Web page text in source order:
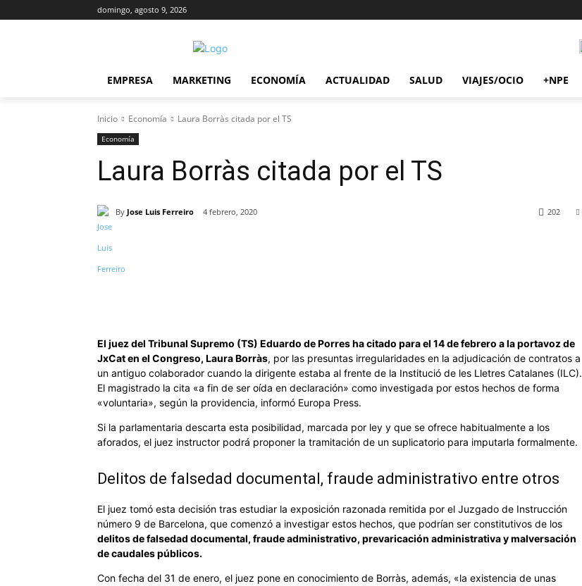
domingo, agosto 9, 2026
EMPRESA MARKETING ECONOMÍA ACTUALIDAD SALUD VIAJES/OCIO +NPE
Inicio Economía Laura Borràs citada por el TS
Economía
Laura Borràs citada por el TS
By Jose Luis Ferreiro 4 febrero, 2020 202
El juez del Tribunal Supremo (TS) Eduardo de Porres ha citado para el 14 de febrero a la portavoz de
JxCat en el Congreso, Laura Borràs, por las presuntas irregularidades en la adjudicación de contratos a
un antiguo colaborador cuando la dirigente estaba al frente de la Institució de les Lletres Catalanes (ILC).
El magistrado la cita «a fin de ser oída en declaración» como investigada por estos hechos de forma
«voluntaria», según la providencia, informó Europa Press.
Si la parlamentaria descarta esta posibilidad, marcada por ley y que se ofrece habitualmente a los
aforados, el juez instructor podrá proponer la tramitación de un suplicatorio para imputarla formalmente.
Delitos de falsedad documental, fraude administrativo entre otros
El juez tomó esta decisión tras estudiar la exposición razonada remitida por el Juzgado de Instrucción
número 9 de Barcelona, que comenzó a investigar estos hechos, que podrían ser constitutivos de los
delitos de falsedad documental, fraude administrativo, prevaricación administrativa y malversación
de caudales públicos.
Con fecha del 31 de enero, el juez pone en conocimiento de Borràs, además, «la existencia de unas